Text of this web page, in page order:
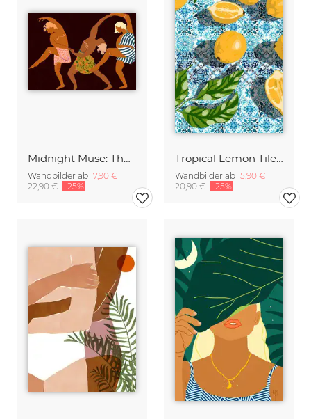
Midnight Muse: The Dance of Sisterhood
Wandbilder ab 17,90 €
22,90 € -25%
Tropical Lemon Tiles Painting
Wandbilder ab 15,90 €
20,90 € -25%